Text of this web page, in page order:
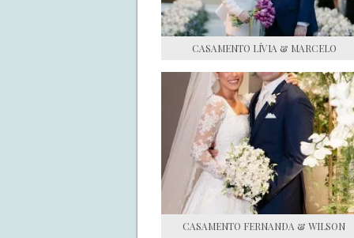
CASAMENTO LÍVIA & MARCELO
CASAMENTO FERNANDA & WILSON